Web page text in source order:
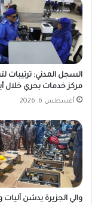
السجل المدني: ترتيبات
مركز خدمات بحري خلال
أغسطس 6, 2026
والي الجزيرة يدشن